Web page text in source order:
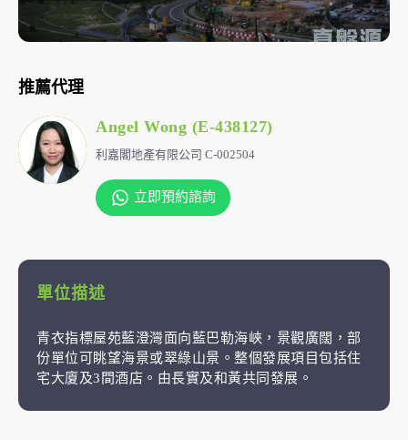
推薦代理
Angel Wong (E-438127)
利嘉閣地產有限公司 C-002504
立即預約諮詢
單位描述
青衣指標屋苑藍澄灣面向藍巴勒海峽，景觀廣闊，部
份單位可眺望海景或翠綠山景。整個發展項目包括住
宅大廈及3間酒店。由長實及和黃共同發展。